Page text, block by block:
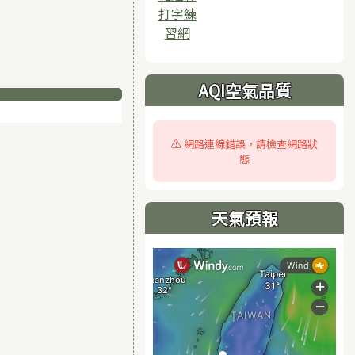
打字練
習網
AQI空氣品質
⚠️ 網路連線錯誤，請檢查網路狀
態
天氣預報